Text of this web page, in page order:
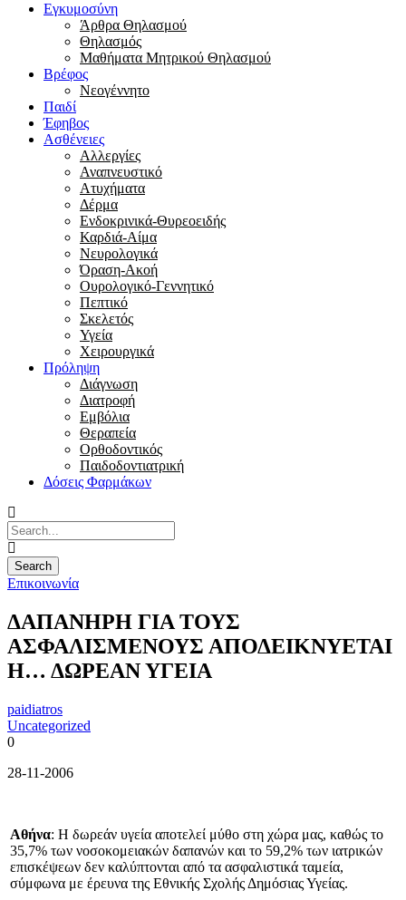
Εγκυμοσύνη
Άρθρα Θηλασμού
Θηλασμός
Μαθήματα Μητρικού Θηλασμού
Βρέφος
Νεογέννητο
Παιδί
Έφηβος
Ασθένειες
Αλλεργίες
Αναπνευστικό
Ατυχήματα
Δέρμα
Ενδοκρινικά-Θυρεοειδής
Καρδιά-Αίμα
Νευρολογικά
Όραση-Ακοή
Ουρολογικό-Γεννητικό
Πεπτικό
Σκελετός
Υγεία
Χειρουργικά
Πρόληψη
Διάγνωση
Διατροφή
Εμβόλια
Θεραπεία
Ορθοδοντικός
Παιδοδοντιατρική
Δόσεις Φαρμάκων
Επικοινωνία
ΔΑΠΑΝΗΡΗ ΓΙΑ ΤΟΥΣ
ΑΣΦΑΛΙΣΜΕΝΟΥΣ ΑΠΟΔΕΙΚΝΥΕΤΑΙ
Η… ΔΩΡΕΑΝ ΥΓΕΙΑ
paidiatros
Uncategorized
0
28-11-2006
Αθήνα: H δωρεάν υγεία αποτελεί μύθο στη χώρα μας, καθώς το
35,7% των νοσοκομειακών δαπανών και το 59,2% των ιατρικών
επισκέψεων δεν καλύπτονται από τα ασφαλιστικά ταμεία,
σύμφωνα με έρευνα της Εθνικής Σχολής Δημόσιας Υγείας.